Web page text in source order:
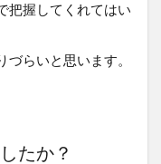
把握してくれてはい
らいと思います。
たか？